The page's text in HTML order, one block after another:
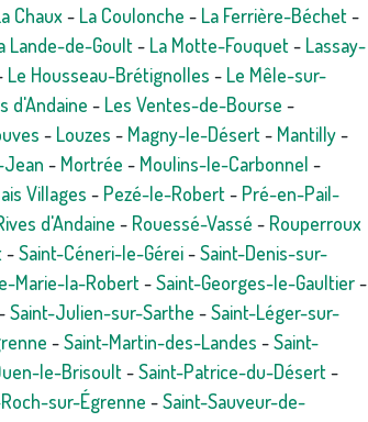
Chaux - La Coulonche - La Ferrière-Béchet-
Lande-de-Goult- La Motte-Fouquet- Lassay-
Le Housseau-Brétignolles - Le Mêle-sur-
d'Andaine - Les Ventes-de-Bourse -
- Louzes - Magny-le-Désert- Mantilly-
- Mortrée - Moulins-le-Carbonnel -
Villages - Pezé-le-Robert- Pré-en-Pail-
d'Andaine - Rouessé-Vassé - Rouperroux
-Saint-Céneri-le-Gérei-Saint-Denis-sur-
Marie-la-Robert-Saint-Georges-le-Gaultier-
Saint-Julien-sur-Sarthe -Saint-Léger-sur-
-Saint-Martin-des-Landes -Saint-
le-Brisoult-Saint-Patrice-du-Désert-
sur-Égrenne -Saint-Sauveur-de-